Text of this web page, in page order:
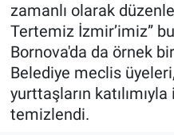
zamanlı olarak
Tertemiz İzmir’imiz”
Bornova'da da örnek bir
Belediye meclis
yurttaşların
temizlendi.
Magazin
Tüm Haberler
İletişim
Trafik Durumu
Süper Lig Puan
Tüm Manşetler